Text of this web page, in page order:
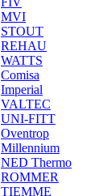
MVI
STOUT
REHAU
WATTS
Comisa
Imperial
VALTEC
UNI-FITT
Oventrop
Millennium
NED Thermo
ROMMER
TIEMME